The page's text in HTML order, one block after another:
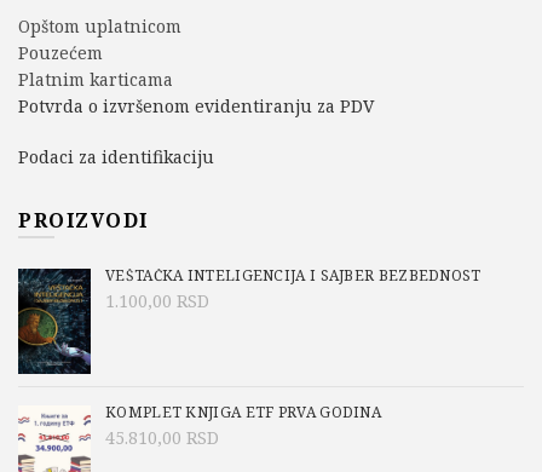
Opštom uplatnicom
Pouzećem
Platnim karticama
Potvrda o izvršenom evidentiranju za PDV
Podaci za identifikaciju
PROIZVODI
VEŠTAČKA INTELIGENCIJA I SAJBER BEZBEDNOST
1.100,00 RSD
KOMPLET KNJIGA ETF PRVA GODINA
45.810,00 RSD